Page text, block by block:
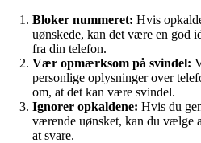
Bloker nummeret: Hvis
uønskede, kan det være en god
fra din telefon.
Vær opmærksom på svindel:
personlige oplysninger over
om, at det kan være svindel.
Ignorer opkaldene: Hvis du
værende uønsket, kan du vælge
at svare.